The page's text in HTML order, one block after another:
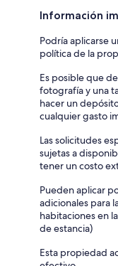
Información
Podría aplicarse
política de la
Es posible que
fotografía y una
hacer un
cualquier gasto
Las solicitudes
sujetas a
tener un costo
Pueden aplicar
adicionales para
habitaciones en
de estancia)
Esta propiedad